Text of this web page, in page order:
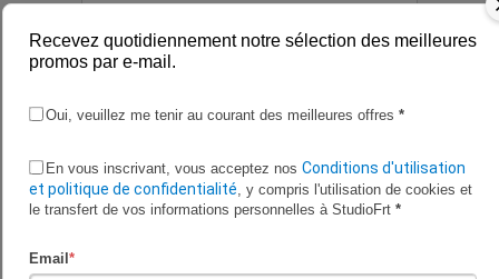
Recevez quotidiennement notre sélection des meilleures
promos par e-mail.
Oui, veuillez me tenir au courant des meilleures offres *
En vous inscrivant, vous acceptez nos Conditions d'utilisation
et politique de confidentialité , y compris l'utilisation de cookies et
le transfert de vos informations personnelles à StudioFrt *
Email *